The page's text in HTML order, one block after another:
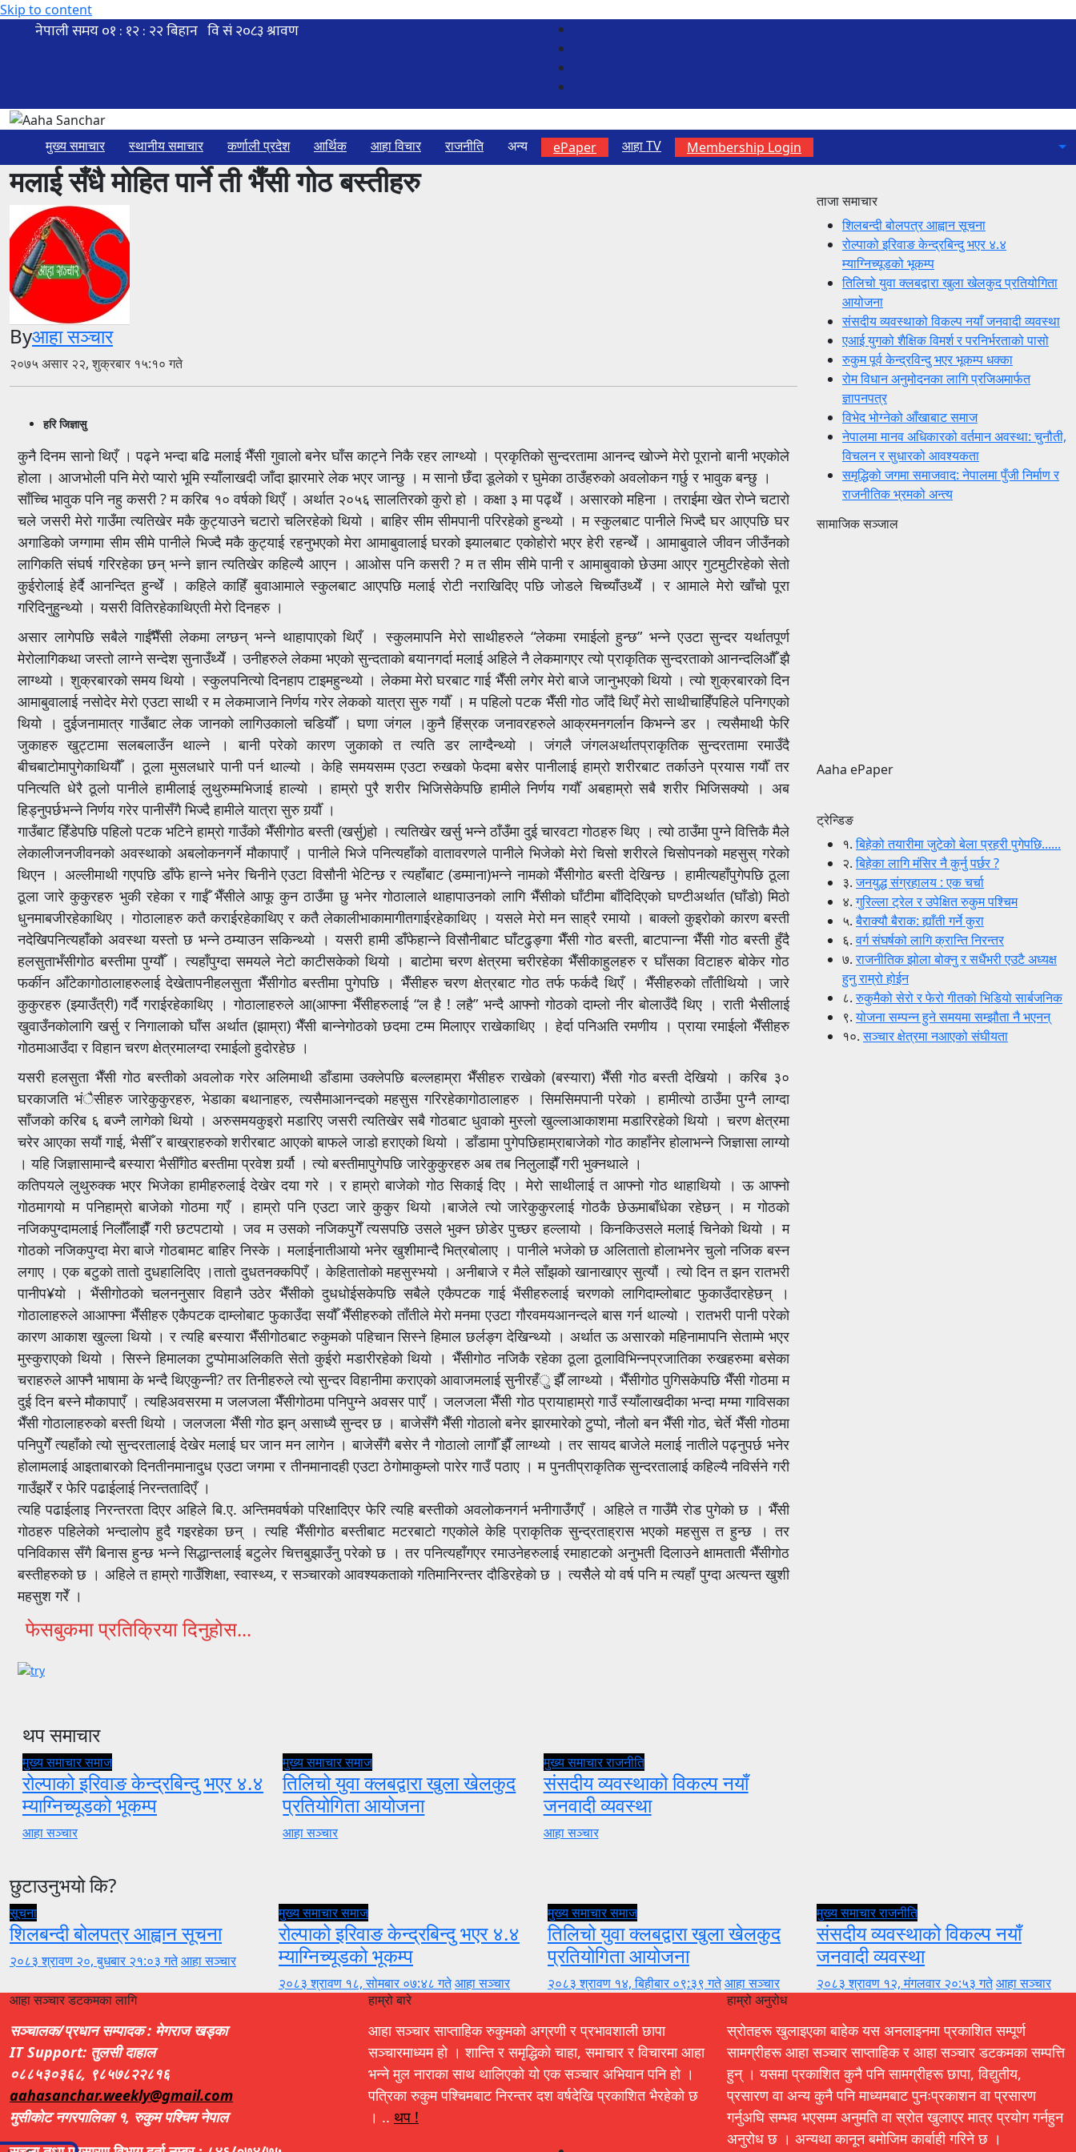
Skip to content
मुख्य समाचार स्थानीय समाचार कर्णाली प्रदेश आर्थिक आहा विचार राजनीति अन्य ePaper आहा TV Membership Login
मलाई सँधै मोहित पार्ने ती भैँसी गोठ बस्तीहरु
Byआहा सञ्चार
२०७५ असार २२, शुक्रबार १५:१० गते
हरि जिज्ञासु
कुनै दिनम सानो थिएँ । पढ्ने भन्दा बढि मलाई भैँसी गुवालो बनेर घाँस काट्ने निकै रहर लाग्थ्यो । प्रकृतिको सुन्दरतामा आनन्द खोज्ने मेरो पूरानो बानी भएकोले
होला । आजभोली पनि मेरो प्यारो भूमि स्याँलाखदी जाँदा झारमारे लेक भएर जान्छु । म सानो छँदा डूलेको र घुमेका ठाउँहरुको अवलोकन गर्छु र भावुक बन्छु ।
साँच्चि भावुक पनि नहु कसरी ? म करिब १० वर्षको थिएँ । अर्थात २०५६ सालतिरको कुरो हो । कक्षा ३ मा पढ्थेँ । असारको महिना । तराईमा खेत रोप्ने चटारो
चले जसरी मेरो गाउँमा त्यतिखेर मकै कुट्याउने चटारो चलिरहेको थियो । बाहिर सीम सीमपानी परिरहेको हुन्थ्यो । म स्कुलबाट पानीले भिज्दै घर आएपछि घर
अगाडिको जग्गामा सीम सीमे पानीले भिज्दै मकै कुट्याई रहनुभएको मेरा आमाबुवालाई घरको झ्यालबाट एकोहोरो भएर हेरी रहन्थेँ । आमाबुवाले जीवन जीउँनको
लागिकति संघर्ष गरिरहेका छन् भन्ने ज्ञान त्यतिखेर कहिल्यै आएन । आओस पनि कसरी ? म त सीम सीमे पानी र आमाबुवाको छेउमा आएर गुटमुटीरहेको सेतो
कुईरोलाई हेर्दै आनन्दित हुन्थेँ । कहिले काहिँ बुवाआमाले स्कुलबाट आएपछि मलाई रोटी नराखिदिए पछि जोडले चिच्याँउथ्येँ । र आमाले मेरो खाँचो पूरा
गरिदिनुहुन्थ्यो । यसरी वितिरहेकाथिएती मेरो दिनहरु ।
असार लागेपछि सबैले गाईँभैँसी लेकमा लग्छन् भन्ने थाहापाएको थिएँ । स्कुलमापनि मेरो साथीहरुले “लेकमा रमाईलो हुन्छ” भन्ने एउटा सुन्दर यर्थातपूर्ण
मेरोलागिकथा जस्तो लाग्ने सन्देश सुनाउँथ्येँ । उनीहरुले लेकमा भएको सुन्दताको बयानगर्दा मलाई अहिले नै लेकमागएर त्यो प्राकृतिक सुन्दरताको आनन्दलिऔँ झै
लाग्थ्यो । शुक्रबारको समय थियो । स्कुलपनित्यो दिनहाप टाइमहुन्थ्यो । लेकमा मेरो घरबाट गाई भैँसी लगेर मेरो बाजे जानुभएको थियो । त्यो शुक्रबारको दिन
आमाबुवालाई नसोदेर मेरो एउटा साथी र म लेकमाजाने निर्णय गरेर लेकको यात्रा सुरु गर्यौँ । म पहिलो पटक भैँसी गोठ जाँदै थिएँ मेरो साथीचाहिँपहिले पनिगएको
थियो । दुईजनामात्र गाउँबाट लेक जानको लागिउकालो चडियौँं । घणा जंगल ।कुनै हिंस्रक जनावरहरुले आक्रमनगर्लान किभन्ने डर । त्यसैमाथी फेरि
जुकाहरु खुट्टामा सलबलाउँन थाल्ने । बानी परेको कारण जुकाको त त्यति डर लाग्दैन्थ्यो । जंगलै जंगलअर्थातप्राकृतिक सुन्दरतामा रमाउँदै
बीचबाटोमापुगेकाथियौँ । ठूला मुसलधारे पानी पर्न थाल्यो । केहि समयसम्म एउटा रुखको फेदमा बसेर पानीलाई हाम्रो शरीरबाट तर्काउने प्रयास गर्यौँ तर
पनित्यति धेरै ठूलो पानीले हामीलाई लुथुरुम्मभिजाई हाल्यो । हाम्रो पुरै शरीर भिजिसेकेपछि हामीले निर्णय गर्यौँ अबहाम्रो सबै शरीर भिजिसक्यो । अब
हिड्नुपर्छभन्ने निर्णय गरेर पानीसँगै भिज्दै हामीले यात्रा सुरु गर्र्यौँ ।
गाउँबाट हिँडेपछि पहिलो पटक भटिने हाम्रो गाउँको भैँसीगोठ बस्ती (खर्सु)हो । त्यतिखेर खर्सु भन्ने ठाँउँमा दुई चारवटा गोठहरु थिए । त्यो ठाउँमा पुग्ने वित्तिकै मैले
लेकालीजनजीवनको अवस्थाको अबलोकनगर्ने मौकापाएँ । पानीले भिजे पनित्यहाँको वातावरणले पानीले भिजेको मेरो चिसो शरीरले चिसोपनको महसुस् गरेको
थिएन । अल्लीमाथी गएपछि डाँफे हान्ने भनेर चिनीने एउटा विसौनी भेटिन्छ र त्यहाँबाट (डम्माना)भन्ने नामको भैँसीगोठ बस्ती देखिन्छ । हामीत्यहाँपुगेपछि ठूला
ठूला जारे कुकुरहरु भुकी रहेका र गाईँ भैँसीले आफू कुन ठाउँमा छु भनेर गोठालाले थाहापाउनको लागि भैँसीको घाँटीमा बाँदिदिएको घण्टीअर्थात (घाँडो) मिठो
धुनमाबजीरहेकाथिए । गोठालाहरु कतै कराईरहेकाथिए र कतै लेकालीभाकामागीतगाईरहेकाथिए । यसले मेरो मन साह्रै रमायो । बाक्लो कुइरोको कारण बस्ती
नदेखिपनित्यहाँको अवस्था यस्तो छ भन्ने ठम्याउन सकिन्थ्यो । यसरी हामी डाँफेहान्ने विसौनीबाट घाँटढुङ्गा भैँसी गोठ बस्ती, बाटपान्ना भैँसी गोठ बस्ती हुँदै
हलसुताभँसीगोठ बस्तीमा पुग्यौँ । त्यहाँपुग्दा समयले नेटो काटीसकेको थियो । बाटोमा चरण क्षेत्रमा चरीरहेका भैँसीकाहुलहरु र घाँसका विटाहरु बोकेर गोठ
फर्कीन आँटेकागोठालाहरुलाई देखेतापनीहलसुता भैँसीगोठ बस्तीमा पुगेपछि । भैँसीहरु चरण क्षेत्रबाट गोठ तर्फ फर्कदै थिएँ । भैँसीहरुको ताँतीथियो । जारे
कुकुरहरु (झ्याउँत्री) गर्दै गराईरहेकाथिए । गोठालाहरुले आ(आफ्ना भैँसीहरुलाई “ल है ! लहै” भन्दै आफ्नो गोठको दाम्लो नीर बोलाउँदै थिए । राती भैसीलाई
खुवाउँनकोलागि खर्सु र निगालाको घाँस अर्थात (झाम्रा) भैँसी बान्नेगोठको छदमा टम्म मिलाएर राखेकाथिए । हेर्दा पनिअति रमणीय । प्राया रमाईलो भैँसीहरु
गोठमाआउँदा र विहान चरण क्षेत्रमालग्दा रमाईलो हुदोरहेछ ।
यसरी हलसुता भैँसी गोठ बस्तीको अवलोक गरेर अलिमाथी डाँडामा उक्लेपछि बल्लहाम्रा भैँसीहरु राखेको (बस्यारा) भैँसी गोठ बस्ती देखियो । करिब ३०
घरकाजति भंैसीहरु जारेकुकुरहरु, भेडाका बथानाहरु, त्यसैमाआनन्दको महसुस गरिरहेकागोठालाहरु । सिमसिमपानी परेको । हामीत्यो ठाउँमा पुग्नै लाग्दा
साँजको करिब ६ बज्नै लागेको थियो । अरुसमयकुइरो मडारिए जसरी त्यतिखेर सबै गोठबाट धुवाको मुस्लो खुल्लाआकाशमा मडारिरहेको थियो । चरण क्षेत्रमा
चरेर आएका सयौं गाई, भैसीँ र बाख्राहरुको शरीरबाट आएको बाफले जाडो हराएको थियो । डाँडामा पुगेपछिहाम्राबाजेको गोठ काहाँनेर होलाभन्ने जिज्ञासा लाग्यो
। यहि जिज्ञासामान्दै बस्यारा भैसीँगोठ बस्तीमा प्रवेश गर्र्यौ । त्यो बस्तीमापुगेपछि जारेकुकुरहरु अब तब निलुलाझैँ गरी भुक्नथाले ।
कतिपयले लुथुरुक्क भएर भिजेका हामीहरुलाई देखेर दया गरे । र हाम्रो बाजेको गोठ सिकाई दिए । मेरो साथीलाई त आफ्नो गोठ थाहाथियो । ऊ आफ्नो
गोठमागयो म पनिहाम्रो बाजेको गोठमा गएँ । हाम्रो पनि एउटा जारे कुकुर थियो ।बाजेले त्यो जारेकुकुरलाई गोठकै छेऊमाबाँधेका रहेछन् । म गोठको
नजिकपुग्दामलाई निलौँलाझैँ गरी छटपटायो । जव म उसको नजिकपुगेँ त्यसपछि उसले भुक्न छोडेर पुच्छर हल्लायो । किनकिउसले मलाई चिनेको थियो । म
गोठको नजिकपुग्दा मेरा बाजे गोठबामट बाहिर निस्के । मलाईनातीआयो भनेर खुशीमान्दै भित्रबोलाए । पानीले भजेको छ अलितातो होलाभनेर चुलो नजिक बस्न
लगाए । एक बटुको तातो दुधहालिदिए ।तातो दुधतनक्कपिएँ । केहितातोको महसुस्भयो । अनीबाजे र मैले साँझको खानाखाएर सुत्यौं । त्यो दिन त झन रातभरी
पानीप¥यो । भैंसीगोठको चलननुसार विहानै उठेर भैँसीको दुधधोईसकेपछि सबैले एकैपटक गाई भैंसीहरुलाई चरणको लागिदाम्लोबाट फुकाउँदारहेछन् ।
गोठालाहरुले आआफ्ना भैँसीहरु एकैपटक दाम्लोबाट फुकाउँदा सयौँ भैँसीहरुको ताँतीले मेरो मनमा एउटा गौरवमयआनन्दले बास गर्न थाल्यो । रातभरी पानी परेको
कारण आकाश खुल्ला थियो । र त्यहि बस्यारा भैँसीगोठबाट रुकुमको पहिचान सिस्ने हिमाल छर्लङ्ग देखिन्थ्यो । अर्थात ऊ असारको महिनामापनि सेताम्मे भएर
मुस्कुराएको थियो । सिस्ने हिमालका टुप्पोमाअलिकति सेतो कुईरो मडारीरहेको थियो । भैँसीगोठ नजिकै रहेका ठूला ठूलाविभिन्नप्रजातिका रुखहरुमा बसेका
चराहरुले आफ्नै भाषामा के भन्दै थिएकुन्नी? तर तिनीहरुले त्यो सुन्दर विहानीमा कराएको आवाजमलाई सुनीरहँु झैँ लाग्थ्यो । भैँसीगोठ पुगिसकेपछि भैँसी गोठमा म
दुई दिन बस्ने मौकापाएँ । त्यहिअवसरमा म जलजला भैँसीगोठमा पनिपुग्ने अवसर पाएँ । जलजला भैँसी गोठ प्रायाहाम्रो गाउँ स्याँलाखदीका भन्दा मग्मा गाविसका
भैँसी गोठालाहरुको बस्ती थियो । जलजला भैँसी गोठ झन् असाध्यै सुन्दर छ । बाजेसँगै भैँसी गोठालो बनेर झारमारेको टुप्पो, नौलो बन भैँसी गोठ, चेर्ते भैँसी गोठमा
पनिपुगेँ त्यहाँको त्यो सुन्दरतालाई देखेर मलाई घर जान मन लागेन । बाजेसँगै बसेर नै गोठालो लागौँ झैँ लाग्थ्यो । तर सायद बाजेले मलाई नातीले पढ्नुपर्छ भनेर
होलामलाई आइताबारको दिनतीनमानादुध एउटा जगमा र तीनमानादही एउटा ठेगोमाकुम्लो पारेर गाउँ पठाए । म पुनतीप्राकृतिक सुन्दरतालाई कहिल्यै नविर्सने गरी
गाउँझरेँ र फेरि पढाईलाई निरन्ततादिएँ ।
त्यहि पढाईलाइ निरन्तरता दिएर अहिले बि.ए. अन्तिमवर्षको परिक्षादिएर फेरि त्यहि बस्तीको अवलोकनगर्न भनीगाउँगएँ । अहिले त गाउँमै रोड पुगेको छ । भैँसी
गोठहरु पहिलेको भन्दालोप हुदै गइरहेका छन् । त्यहि भैँसीगोठ बस्तीबाट मटरबाटो गएकोले केहि प्राकृतिक सुन्द्रताह्रास भएको महसुस त हुन्छ । तर
पनिविकास सँगै बिनास हुन्छ भन्ने सिद्धान्तलाई बटुलेर चित्तबुझाउँनु परेको छ । तर पनित्यहाँगएर रमाउनेहरुलाई रमाहाटको अनुभती दिलाउने क्षामताती भैँसीगोठ
बस्तीहरुको छ । अहिले त हाम्रो गाउँशिक्षा, स्वास्थ्य, र सञ्चारको आवश्यकताको गतिमानिरन्तर दौडिरहेको छ । त्यसैैले यो वर्ष पनि म त्यहाँ पुग्दा अत्यन्त खुशी
महसुश गरेँ ।
फेसबुकमा प्रतिक्रिया दिनुहोस...
थप समाचार
मुख्य समाचारसमाज
रोल्पाको इरिवाङ केन्द्रबिन्दु भएर ४.४
म्याग्निच्यूडको भूकम्प
आहा सञ्चार
मुख्य समाचारसमाज
तिलिचो युवा क्लबद्वारा खुला खेलकुद
प्रतियोगिता आयोजना
आहा सञ्चार
मुख्य समाचारराजनीति
संसदीय व्यवस्थाको विकल्प नयाँ
जनवादी व्यवस्था
आहा सञ्चार
ताजा समाचार
शिलबन्दी बोलपत्र आह्वान सूचना
रोल्पाको इरिवाङ केन्द्रबिन्दु भएर ४.४
म्याग्निच्यूडको भूकम्प
तिलिचो युवा क्लबद्वारा खुला खेलकुद प्रतियोगिता
आयोजना
संसदीय व्यवस्थाको विकल्प नयाँ जनवादी व्यवस्था
एआई युगको शैक्षिक विमर्श र परनिर्भरताको पासो
रुकुम पूर्व केन्द्रविन्दु भएर भूकम्प धक्का
रोम विधान अनुमोदनका लागि प्रजिअमार्फत
ज्ञापनपत्र
विभेद भोग्नेको आँखाबाट समाज
नेपालमा मानव अधिकारको वर्तमान अवस्था: चुनौती,
विचलन र सुधारको आवश्यकता
समृद्धिको जगमा समाजवाद: नेपालमा पुँजी निर्माण र
राजनीतिक भ्रमको अन्त्य
सामाजिक सञ्जाल
Aaha ePaper
ट्रेन्डिङ
१.बिहेको तयारीमा जुटेको बेला प्रहरी पुगेपछि......
२.बिहेका लागि मंसिर नै कुर्नु पर्छर ?
३.जनयुद्ध संग्रहालय : एक चर्चा
४.गुरिल्ला ट्रेल र उपेक्षित रुकुम पश्चिम
५.बैराक्यौ बैराक: ह्याँती गर्ने कुरा
६.वर्ग संघर्षको लागि क्रान्ति निरन्तर
७.राजनीतिक झोला बोक्नु र सधैंभरी एउटै अध्यक्ष
हुनु राम्रो होईन
८.रुकुमैको सेरो र फेरो गीतको भिडियो सार्बजनिक
९.योजना सम्पन्न हुने समयमा सम्झौता नै भएनन्
१०.सञ्चार क्षेत्रमा नआएको संघीयता
छुटाउनुभयो कि?
सूचना
शिलबन्दी बोलपत्र आह्वान सूचना
२०८३ श्रावण २०, बुधबार २१:०३ गतेआहा सञ्चार
मुख्य समाचारसमाज
रोल्पाको इरिवाङ केन्द्रबिन्दु भएर ४.४
म्याग्निच्यूडको भूकम्प
२०८३ श्रावण १८, सोमबार ०७:४८ गतेआहा सञ्चार
मुख्य समाचारसमाज
तिलिचो युवा क्लबद्वारा खुला खेलकुद
प्रतियोगिता आयोजना
२०८३ श्रावण १४, बिहीबार ०९:३९ गतेआहा सञ्चार
मुख्य समाचारराजनीति
संसदीय व्यवस्थाको विकल्प नयाँ
जनवादी व्यवस्था
२०८३ श्रावण १२, मंगलवार २०:५३ गतेआहा सञ्चार
आहा सञ्चार डटकमका लागि
सञ्चालक/प्रधान सम्पादक : मेगराज खड्का
IT Support: तुलसी दाहाल
०८८५३०३६८, ९८५७८२२८१६
aahasanchar.weekly@gmail.com
मुसीकोट नगरपालिका १, रुकुम पश्चिम नेपाल
हाम्रो बारे
आहा सञ्चार साप्ताहिक रुकुमको अग्रणी र प्रभावशाली छापा
सञ्चारमाध्यम हो । शान्ति र समृद्धिको चाहा, समाचार र विचारमा आहा
भन्ने मुल नाराका साथ थालिएको यो एक सञ्चार अभियान पनि हो ।
पत्रिका रुकुम पश्चिमबाट निरन्तर दश वर्षदेखि प्रकाशित भैरहेको छ
। .. थप !
हाम्रो अनुरोध
स्रोतहरू खुलाइएका बाहेक यस अनलाइनमा प्रकाशित सम्पूर्ण
सामग्रीहरू आहा सञ्चार साप्ताहिक र आहा सञ्चार डटकमका सम्पत्ति
हुन् । यसमा प्रकाशित कुनै पनि सामग्रीहरू छापा, विद्युतीय,
प्रसारण वा अन्य कुनै पनि माध्यमबाट पुनःप्रकाशन वा प्रसारण
गर्नुअघि सम्भव भएसम्म अनुमति वा स्रोत खुलाएर मात्र प्रयोग गर्नहुन
अनुरोध छ । अन्यथा कानून बमोजिम कार्बाही गरिने छ ।